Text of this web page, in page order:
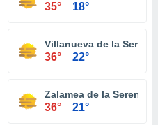
35° 18°
Villanueva de la Serena
36° 22°
Zalamea de la Serena
36° 21°